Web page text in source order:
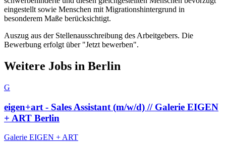
eingestellt sowie Menschen mit Migrationshintergrund in
besonderem Maße berücksichtigt.
Auszug aus der Stellenausschreibung des Arbeitgebers. Die
Bewerbung erfolgt über "Jetzt bewerben".
Weitere Jobs in Berlin
G
eigen+art - Sales Assistant (m/w/d) // Galerie EIGEN
+ ART Berlin
Galerie EIGEN + ART